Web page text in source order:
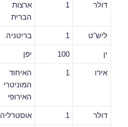
דולר 1
ארצות
הברית
ליש"ט 1 בריטניה
ין 100 יפן
אירו 1
האיחוד
המוניטרי
האירופי
דולר 1 אוסטרליה